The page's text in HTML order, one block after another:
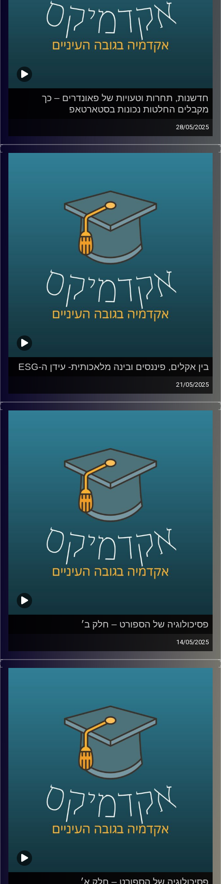
האם רובוט יכול לגרום לי לקנות משהו, או דווקא לגרום לי
להרגיש שייך? ואיפה עובר הקו בין טכנולוגיה שמשפרת את
חיינו לכזו שמעצבת אותנו מבלי שנרגיש
קרדיט תמונות:AudioVersity
חדשנות, תחרות וטעויות של פאונדרים – כך
מקבלים החלטות נכונות בסטארטאפ
28/05/2025
מה קורה כשסטארטאפ נכנס לשוק תחרותי?
האם ניסיון קודם ומעורבות הפאונדרים תמיד עוזרים או
בפרק הזה של אקדמיקס אני מארחת את פרופ’ ניראון חשאי,
דיקן בית הספר אריסון למנהל עסקים באוניברסיטת רייכמן,
חוקר מוביל בתחום האסטרטגיה, חדשנות ויזמות.
נשוחח על מצבה של ישראל כ”אומת הסטארטאפ”, על
מהמחקרים שלו – שמלמדים אותנו איך תחרות, חדשנות וניסיון
מעצבים את ההצלחה של חברות.
קרדיט תמונות:AudioVersity
בין אקלים, פיננסים ובינה מלאכותית- עידן ה-ESG
21/05/2025
עולם הפיננסים, שהיה מזוהה במשך עשורים עם מספרים,
רווחים וצמיחה, מתמודד היום עם שאלות נוספות: איך
והאם ייתכן שכלכלה, חברה וסביבה לא עומדות בסתירה אלא
דווקא תלויות זו בזו?
במקביל, הבינה המלאכותית היוצרת נכנסת לעולמנו בקצב
מסחרר, ומציעה פתרונות טכנולוגיים פורצי דרך לאתגרים
אבל גם כאן ההתלהבות מלווה בחשש: מה ההשפעה של
האלגוריתמים על פרטיות, תעסוקה וצריכת אנרגיה?
האם מדובר במהפכה ירוקה או באשליה מסוכנת?
כדי לדבר על כל השאלות האלו, נמצא איתנו היום אחד הקולות
המובילים בישראל בכל מה שקשור ל-ESG, פיננסים ומנהיגות
יאיר אבידן, יו״ר הועדה המייעצת וראש פורום עמיתים במרכז
אריסון ל-ESG באוניברסיטת רייכמן, ולשעבר המפקח על
הבנקים שמאחוריו תפקידים מרכזיים בכלכלה הישראלית.
קרדיט תמונות:AudioVersity
פסיכולוגיה של הספורט – חלק ב׳
14/05/2025
קשיים מנטלים של ספורטאים, שופטים ורפורמות בתחום
ובפרק הזה נמשיך ונדבר עם ד״ר רועי סמואל, חוקר ומרצה
בפסיכולוגיה של הספורט והפעילות הגופנית בחטיבת
הפסיכולוגיה של הספורט, המאמץ, והביצוע באוניברסיטת
נעמיק בתחום המשברים נפשיים, פציעות, אולימפיאדה,
התמודדויות וטעויות של ספורטאים, מעורבות הורית ותיאוריות
משמעותיות בתחום שמקבלות תוקף ממש בימים אלו.
קרדיט תמונות:AudioVersity
פסיכולוגיה של הספורט – חלק א׳